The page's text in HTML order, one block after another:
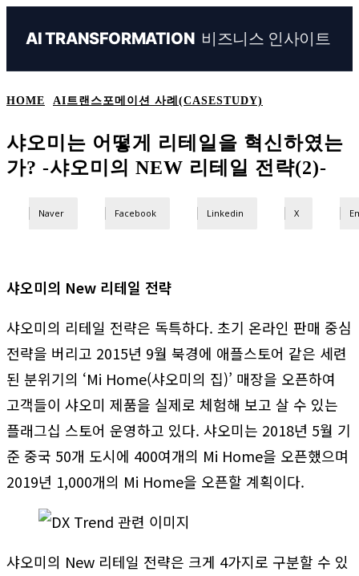
AI TRANSFORMATION 비즈니스 인사이트
HOME AI트랜스포메이션 사례(CASESTUDY)
샤오미는 어떻게 리테일을 혁신하였는
가? -샤오미의 NEW 리테일 전략(2)-
Naver Facebook Linkedin X
샤오미의 New 리테일 전략
샤오미의 리테일 전략은 독특하다. 초기 온라인 판매 중심
전략을 버리고 2015년 9월 북경에 애플스토어 같은 세련
된 분위기의 ‘Mi Home(샤오미의 집)’ 매장을 오픈하여
고객들이 샤오미 제품을 실제로 체험해 보고 살 수 있는
플래그십 스토어 운영하고 있다. 샤오미는 2018년 5월 기
준 중국 50개 도시에 400여개의 Mi Home을 오픈했으며
2019년 1,000개의 Mi Home을 오픈할 계획이다.
샤오미의 New 리테일 전략은 크게 4가지로 구분할 수 있